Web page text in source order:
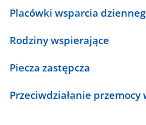
Placówki wsparcia
Rodziny wspierające
Piecza zastępcza
Przeciwdziałanie przemocy